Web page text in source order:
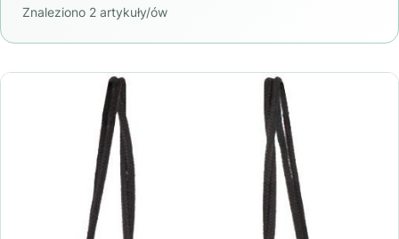
Znaleziono 2 artykuły/ów